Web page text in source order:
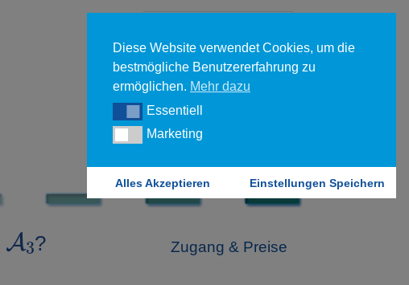
Forgot your password?
A3
?
Zugang & Preise
Diese Website verwendet Cookies, um die
bestmögliche Benutzererfahrung zu
ermöglichen. Mehr dazu
EssentiellEssentiell
MarketingMarketing
Alles Akzeptieren Einstellungen Speichern